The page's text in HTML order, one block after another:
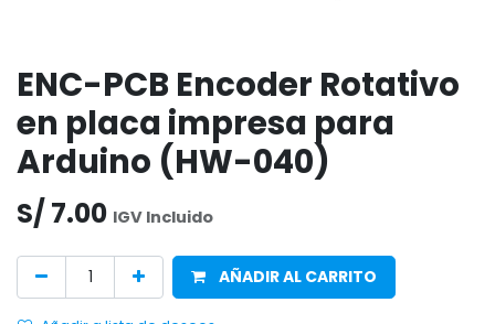
ENC-PCB Encoder Rotativo
en placa impresa para
Arduino (HW-040)
S/ 7.00 IGV Incluido
AÑADIR AL CARRITO